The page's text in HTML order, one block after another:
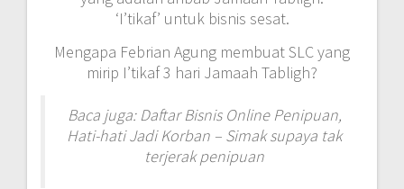
‘I’tikaf’ untuk bisnis sesat.
Mengapa Febrian Agung membuat SLC yang
mirip I’tikaf 3 hari Jamaah Tabligh?
Baca juga: Daftar Bisnis Online Penipuan,
Hati-hati Jadi Korban – Simak supaya tak
terjerak penipuan